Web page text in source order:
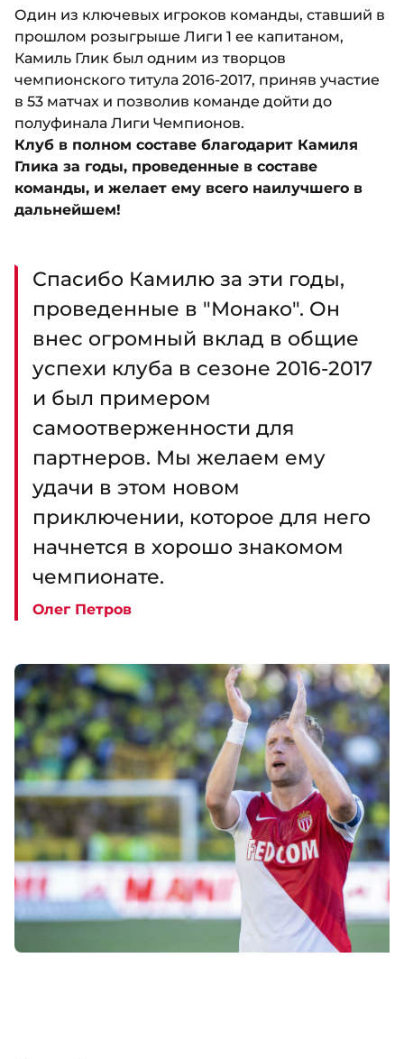
Один из ключевых игроков команды, ставший в
прошлом розыгрыше Лиги 1 ее капитаном,
Камиль Глик был одним из творцов
чемпионского титула 2016-2017, приняв участие
в 53 матчах и позволив команде дойти до
полуфинала Лиги Чемпионов.
Клуб в полном составе благодарит Камиля
Глика за годы, проведенные в составе
команды, и желает ему всего наилучшего в
дальнейшем!
Спасибо Камилю за эти годы,
проведенные в "Монако". Он
внес огромный вклад в общие
успехи клуба в сезоне 2016-2017
и был примером
самоотверженности для
партнеров. Мы желаем ему
удачи в этом новом
приключении, которое для него
начнется в хорошо знакомом
чемпионате.
Олег Петров